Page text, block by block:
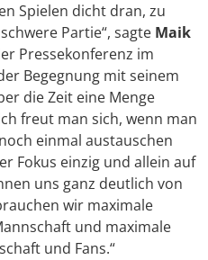
Spielen dicht dran, zu
Partie“, sagte Maik
Pressekonferenz im
Begegnung mit seinem
die Zeit eine Menge
freut man sich, wenn man
einmal austauschen
Fokus einzig und allein auf
uns ganz deutlich von
wir maximale
und maximale
und Fans.“